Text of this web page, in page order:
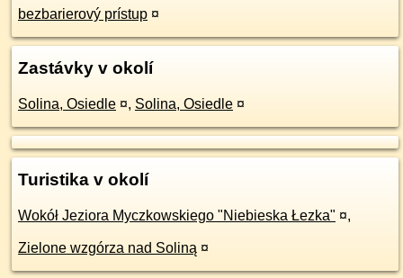
bezbarierový prístup ¤
Zastávky v okolí
Solina, Osiedle ¤, Solina, Osiedle ¤
Turistika v okolí
Wokół Jeziora Myczkowskiego "Niebieska Łezka" ¤,
Zielone wzgórza nad Soliną ¤